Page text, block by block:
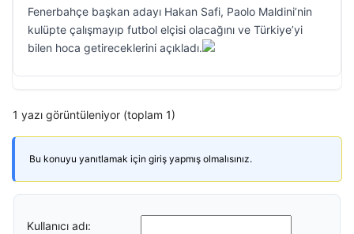
Fenerbahçe başkan adayı Hakan Safi, Paolo Maldini’nin
kulüpte çalışmayıp futbol elçisi olacağını ve Türkiye’yi
bilen hoca getireceklerini açıkladı.
1 yazı görüntüleniyor (toplam 1)
Bu konuyu yanıtlamak için giriş yapmış olmalısınız.
Kullanıcı adı: